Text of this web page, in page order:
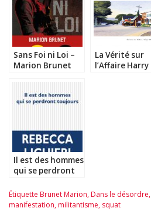
Sans Foi ni Loi –
Marion Brunet
La Vérité sur
l’Affaire Harry
Il est des hommes
qui se perdront
Rebecca Lighieri
Étiquette Brunet Marion,Dans le désordre,
manifestation,militantisme, squat